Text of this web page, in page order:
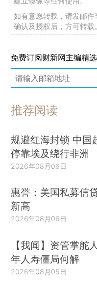
如有意愿转载，请发邮件
确认及授权后，方可转载。
免费订阅财新网主编精
推荐阅读
规避红海封锁 中国
停靠埃及绕行非洲
2026年08月06日
惠誉：美国私募信
新高
2026年08月06日
【我闻】资管掌舵
年人寿僵局何解
2026年08月05日